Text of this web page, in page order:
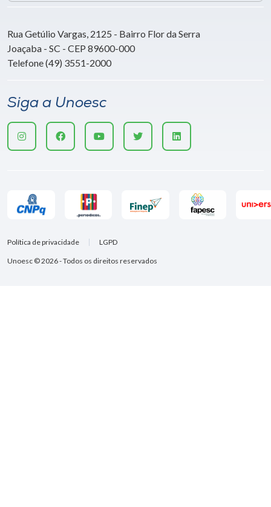
Rua Getúlio Vargas, 2125 - Bairro Flor da Serra
Joaçaba - SC - CEP 89600-000
Telefone (49) 3551-2000
Siga a Unoesc
Unoesc © 2026 - Todos os direitos reservados
Política de privacidade LGPD